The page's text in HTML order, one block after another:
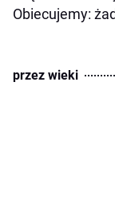
Obiecujemy:
przez wieki